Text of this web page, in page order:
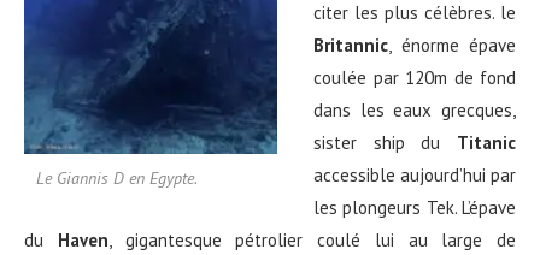
Le Giannis D en Egypte.
citer les plus célèbres. le
Britannic, énorme épave
coulée par 120m de fond
dans les eaux grecques,
sister ship du Titanic
accessible aujourd’hui par
les plongeurs Tek. L’épave
du Haven, gigantesque pétrolier coulé lui au large de